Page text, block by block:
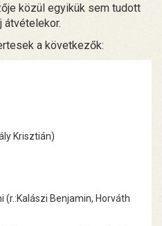
közül egyikük sem tudott
átvételekor.
a következők:
Krisztián)
Benjamin, Horváth